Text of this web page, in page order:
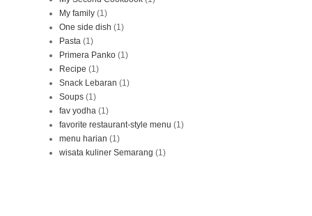
My family (1)
One side dish (1)
Pasta (1)
Primera Panko (1)
Recipe (1)
Snack Lebaran (1)
Soups (1)
fav yodha (1)
favorite restaurant-style menu (1)
menu harian (1)
wisata kuliner Semarang (1)